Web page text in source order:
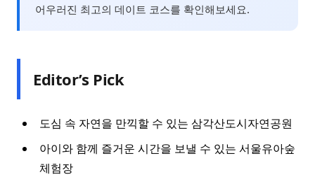
어우러진 최고의 데이트 코스를 확인해보세요.
Editor’s Pick
도심 속 자연을 만끽할 수 있는 삼각산도시자연공원
아이와 함께 즐거운 시간을 보낼 수 있는 서울유아숲
체험장